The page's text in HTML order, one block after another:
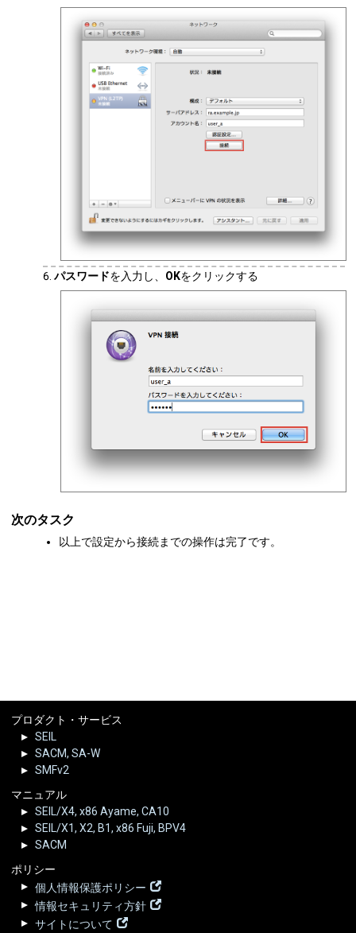
パスワードを入力し、 OKをクリックする
次のタスク
以上で設定から接続までの操作は完了です。
プロダクト・サービス
SEIL
SACM, SA-W
SMFv2
マニュアル
SEIL/X4, x86 Ayame, CA10
SEIL/X1, X2, B1, x86 Fuji, BPV4
SACM
ポリシー
個人情報保護ポリシー
情報セキュリティ方針
サイトについて